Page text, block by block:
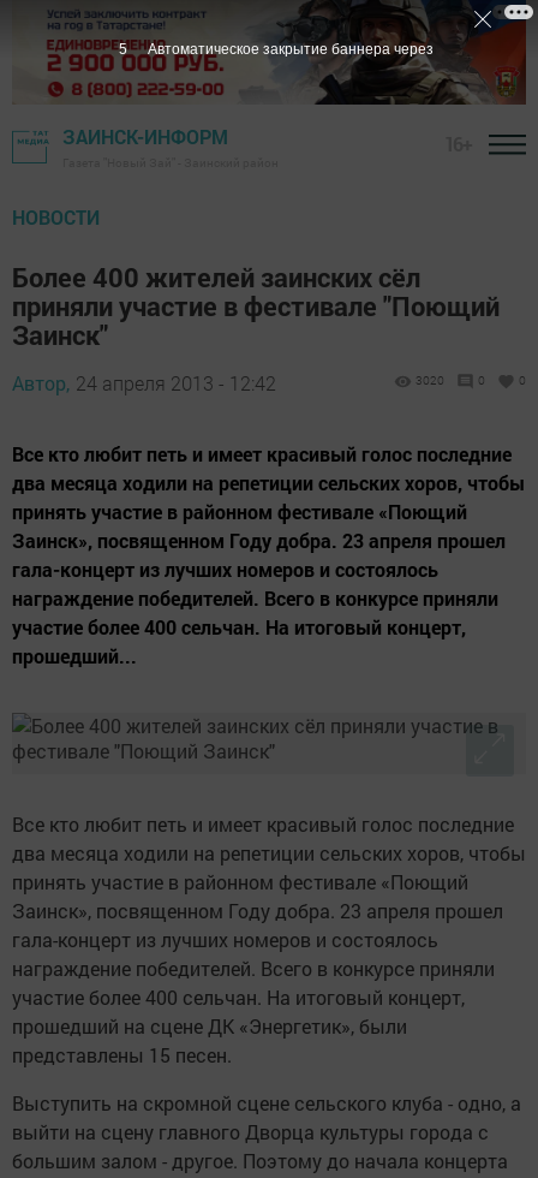
ЗАИНСК-ИНФОРМ
НОВОСТИ
Более 400 жителей заинских сёл
приняли участие в фестивале "Поющий
Заинск"
Автор, 24 апреля 2013 - 12:42 3020 0 0
Все кто любит петь и имеет красивый голос последние
два месяца ходили на репетиции сельских хоров, чтобы
принять участие в районном фестивале «Поющий
Заинск», посвященном Году добра. 23 апреля прошел
гала-концерт из лучших номеров и состоялось
награждение победителей. Всего в конкурсе приняли
участие более 400 сельчан. На итоговый концерт,
прошедший...
Все кто любит петь и имеет красивый голос последние
два месяца ходили на репетиции сельских хоров, чтобы
принять участие в районном фестивале «Поющий
Заинск», посвященном Году добра. 23 апреля прошел
гала-концерт из лучших номеров и состоялось
награждение победителей. Всего в конкурсе приняли
участие более 400 сельчан. На итоговый концерт,
прошедший на сцене ДК «Энергетик», были
представлены 15 песен.
Выступить на скромной сцене сельского клуба - одно, а
выйти на сцену главного Дворца культуры города с
большим залом - другое. Поэтому до начала концерта
4 Автоматическое закрытие баннера через